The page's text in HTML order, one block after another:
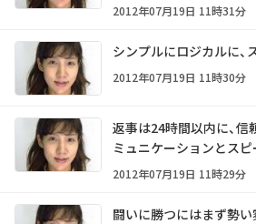
2012年07月19日 11時31分
シンプルにロジカルに、
2012年07月19日 11時30分
返事は24時間以内に、信
ミュニケーションとスピ
2012年07月19日 11時29分
闘いに勝つにはまず勢い